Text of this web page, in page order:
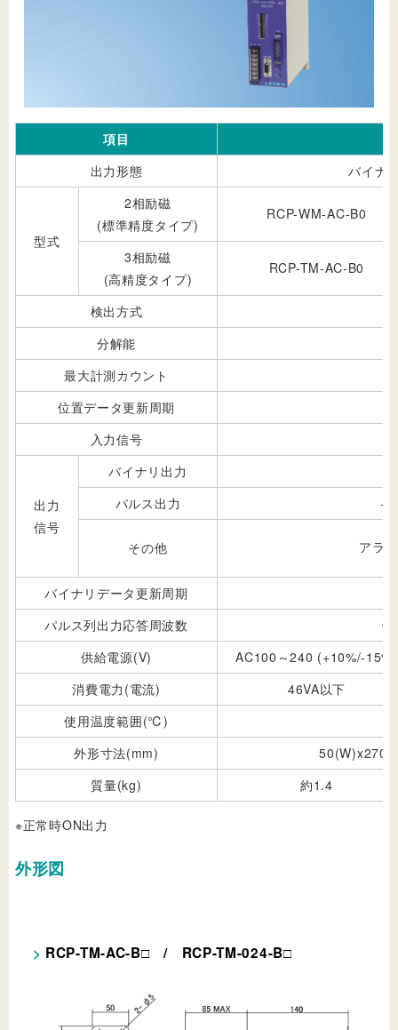
項目
出力形態
バイナ
型式
2相励磁
(標準精度タイプ)
RCP-WM-AC-B0
3相励磁
(高精度タイプ)
RCP-TM-AC-B0
検出方式
分解能
最大計測カウント
位置データ更新周期
入力信号
出力
信号
バイナリ出力
パルス出力
―
その他 アラ
バイナリデータ更新周期
パルス列出力応答周波数
ー
供給電源(V)
AC100～240 (+10%/-15%)
消費電力(電流)
46VA以下
使用温度範囲(℃)
外形寸法(mm)
質量(kg)
約1.4
※正常時ON出力
外形図
RCP-TM-AC-B□ / RCP-TM-024-B□